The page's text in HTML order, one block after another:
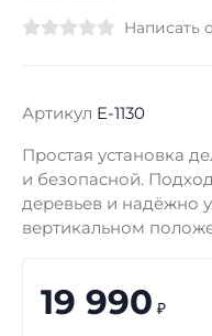
Написать
Артикул E-1130
Простая установка
и безопасной.
деревьев и надёжно
вертикальном
19 990 ₽